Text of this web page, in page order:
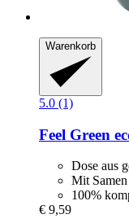
Warenkorb
5.0 (1)
Feel Green
Dose aus
Mit
100%
€ 9,59